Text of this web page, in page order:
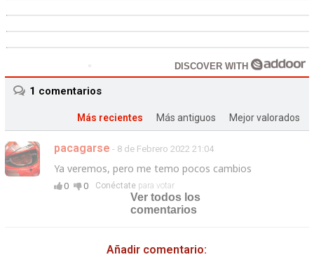
DISCOVER WITH
1 comentarios
Más recientes Más antiguos Mejor valorados
pacagarse - 8 de Febrero 2022 21:04
Ya veremos, pero me temo pocos cambios
0 0 Conéctatepara votar
Ver todos los
comentarios
Añadir comentario: